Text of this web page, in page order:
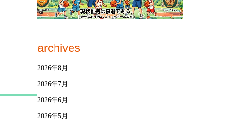
archives
2026年8月
2026年7月
2026年6月
2026年5月